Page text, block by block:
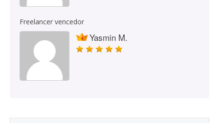
Freelancer vencedor
Yasmin M.